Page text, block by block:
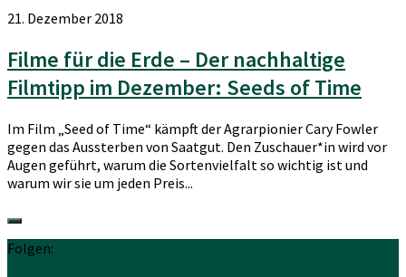
21. Dezember 2018
Filme für die Erde – Der nachhaltige
Filmtipp im Dezember: Seeds of Time
Im Film „Seed of Time“ kämpft der Agrarpionier Cary Fowler
gegen das Aussterben von Saatgut. Den Zuschauer*in wird vor
Augen geführt, warum die Sortenvielfalt so wichtig ist und
warum wir sie um jeden Preis...
Folgen: